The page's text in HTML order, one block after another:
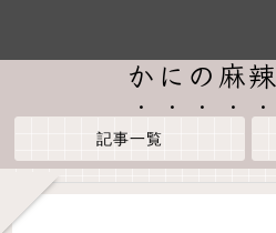
かにの麻
記事一覧